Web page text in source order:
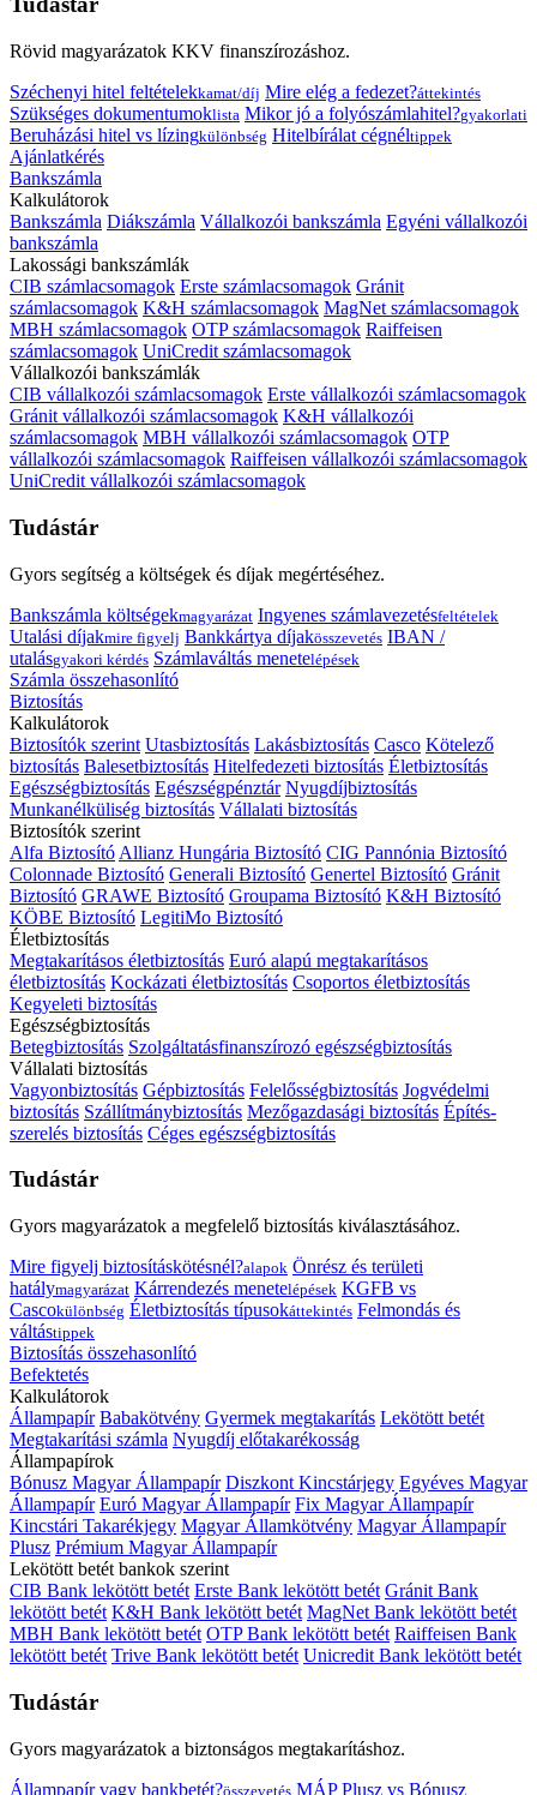
Rövid magyarázatok KKV finanszírozáshoz.
Széchenyi hitel feltételekkamat/díj Mire elég a fedezet?áttekintés
Szükséges dokumentumoklista Mikor jó a folyószámlahitel?gyakorlati
Beruházási hitel vs lízingkülönbség Hitelbírálat cégnéltippek
Ajánlatkérés
Bankszámla
Kalkulátorok
Bankszámla Diákszámla Vállalkozói bankszámla Egyéni vállalkozói
bankszámla
Lakossági bankszámlák
CIB számlacsomagok Erste számlacsomagok Gránit
számlacsomagok K&H számlacsomagok MagNet számlacsomagok
MBH számlacsomagok OTP számlacsomagok Raiffeisen
számlacsomagok UniCredit számlacsomagok
Vállalkozói bankszámlák
CIB vállalkozói számlacsomagok Erste vállalkozói számlacsomagok
Gránit vállalkozói számlacsomagok K&H vállalkozói
számlacsomagok MBH vállalkozói számlacsomagok OTP
vállalkozói számlacsomagok Raiffeisen vállalkozói számlacsomagok
UniCredit vállalkozói számlacsomagok
Tudástár
Gyors segítség a költségek és díjak megértéséhez.
Bankszámla költségekmagyarázat Ingyenes számlavezetésfeltételek
Utalási díjakmire figyelj Bankkártya díjakösszevetés IBAN /
utalásgyakori kérdés Számlaváltás menetelépések
Számla összehasonlító
Biztosítás
Kalkulátorok
Biztosítók szerint Utasbiztosítás Lakásbiztosítás Casco Kötelező
biztosítás Balesetbiztosítás Hitelfedezeti biztosítás Életbiztosítás
Egészségbiztosítás Egészségpénztár Nyugdíjbiztosítás
Munkanélküliség biztosítás Vállalati biztosítás
Biztosítók szerint
Alfa Biztosító Allianz Hungária Biztosító CIG Pannónia Biztosító
Colonnade Biztosító Generali Biztosító Genertel Biztosító Gránit
Biztosító GRAWE Biztosító Groupama Biztosító K&H Biztosító
KÖBE Biztosító LegitiMo Biztosító
Életbiztosítás
Megtakarításos életbiztosítás Euró alapú megtakarításos
életbiztosítás Kockázati életbiztosítás Csoportos életbiztosítás
Kegyeleti biztosítás
Egészségbiztosítás
Betegbiztosítás Szolgáltatásfinanszírozó egészségbiztosítás
Vállalati biztosítás
Vagyonbiztosítás Gépbiztosítás Felelősségbiztosítás Jogvédelmi
biztosítás Szállítmánybiztosítás Mezőgazdasági biztosítás Építés-
szerelés biztosítás Céges egészségbiztosítás
Tudástár
Gyors magyarázatok a megfelelő biztosítás kiválasztásához.
Mire figyelj biztosításkötésnél?alapok Önrész és területi
hatálymagyarázat Kárrendezés menetelépések KGFB vs
Cascokülönbség Életbiztosítás típusokáttekintés Felmondás és
váltástippek
Biztosítás összehasonlító
Befektetés
Kalkulátorok
Állampapír Babakötvény Gyermek megtakarítás Lekötött betét
Megtakarítási számla Nyugdíj előtakarékosság
Állampapírok
Bónusz Magyar Állampapír Diszkont Kincstárjegy Egyéves Magyar
Állampapír Euró Magyar Állampapír Fix Magyar Állampapír
Kincstári Takarékjegy Magyar Államkötvény Magyar Állampapír
Plusz Prémium Magyar Állampapír
Lekötött betét bankok szerint
CIB Bank lekötött betét Erste Bank lekötött betét Gránit Bank
lekötött betét K&H Bank lekötött betét MagNet Bank lekötött betét
MBH Bank lekötött betét OTP Bank lekötött betét Raiffeisen Bank
lekötött betét Trive Bank lekötött betét Unicredit Bank lekötött betét
Tudástár
Gyors magyarázatok a biztonságos megtakarításhoz.
Állampapír vagy bankbetét?összevetés MÁP Plusz vs Bónusz